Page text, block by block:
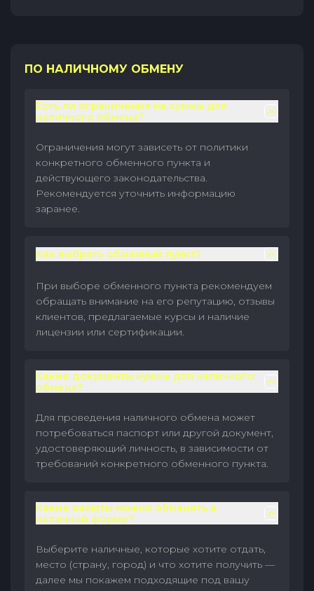
ПО НАЛИЧНОМУ ОБМЕНУ
Есть ли ограничения на суммы для
наличного обмена?
Ограничения могут зависеть от политики
конкретного обменного пункта и
действующего законодательства.
Рекомендуется уточнить информацию
заранее.
Как выбрать обменный пункт?
При выборе обменного пункта рекомендуем
обращать внимание на его репутацию, отзывы
клиентов, предлагаемые курсы и наличие
лицензии или сертификации.
Какие документы нужны для наличного
обмена?
Для проведения наличного обмена может
потребоваться паспорт или другой документ,
удостоверяющий личность, в зависимости от
требований конкретного обменного пункта.
Какие валюты можно обменять в
наличной форме?
Выберите наличные, которые хотите отдать,
место (страну, город) и что хотите получить —
далее мы покажем подходящие под вашу